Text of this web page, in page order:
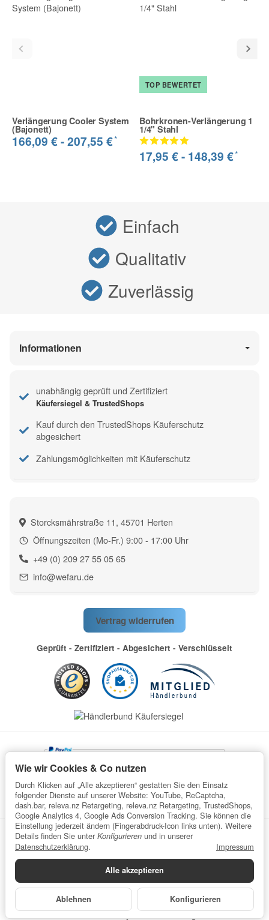
Verlängerung Cooler System
(Bajonett)
166,09 € -207,55 €*
TOP BEWERTET
Bohrkronen-Verlängerung 1
1/4" Stahl
17,95 € - 148,39 €*
Einfach
Qualitativ
Zuverlässig
Storcksmährstraße 11, 45701 Herten
Öffnungszeiten (Mo-Fr.) 9:00 - 17:00 Uhr
+49 (0) 209 27 55 05 65
info@wefaru.de
Informationen
unabhängig geprüft und Zertifiziert
Käufersiegel & TrustedShops
Kauf durch den TrustedShops Käuferschutz
abgesichert
Zahlungsmöglichkeiten mit Käuferschutz
Vertrag widerrufen
Geprüft - Zertifiziert - Abgesichert - Verschlüsselt
Datenschutz AGB Impressum
Widerrufsrecht
Batteriegesetzhinweise
Verpackungshinweise
Datenschutzerklärung•Impressum
*Alle Preise inkl. gesetzlicher USt., zzgl.Versand
© wefaru
Powered byJTL-Shop
ecomDATA LiteSpeed Cache
Made with♥by eRock Marketing
Wie wir Cookies & Co nutzen
Durch Klicken auf „Alle akzeptieren“ gestatten Sie den Einsatz
folgender Dienste auf unserer Website: YouTube, ReCaptcha,
dash.bar, releva.nz Retargeting, releva.nz Retargeting, TrustedShops,
Google Analytics 4, Google Ads Conversion Tracking. Sie können die
Einstellung jederzeit ändern (Fingerabdruck-Icon links unten). Weitere
Details finden Sie unter Konfigurieren und in unserer
Datenschutzerklärung. Impressum
Alle akzeptieren
Ablehnen Konfigurieren